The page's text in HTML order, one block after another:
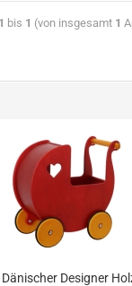
1 bis 1 (von insgesamt 1
Dänischer Designer